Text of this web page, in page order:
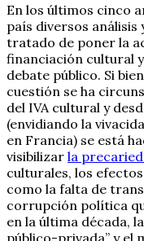
En los últimos cinco
país diversos
tratado de poner la
financiación cultural
debate público. Si
cuestión se ha
del IVA cultural y
(envidiando la
en Francia) se está
visibilizar la
culturales, los
como la falta de
corrupción política
en la última década,
público-privada” y el